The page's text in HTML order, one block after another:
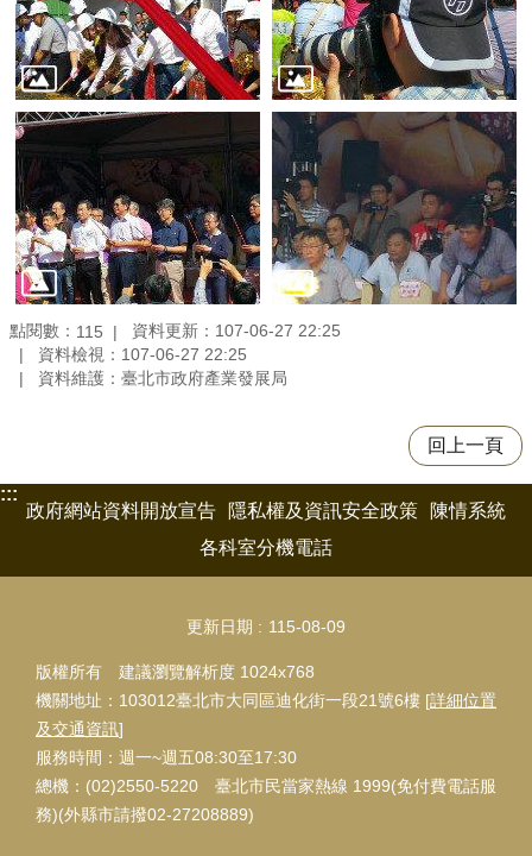
點閱數： 115
資料更新：107-06-27 22:25
資料檢視：107-06-27 22:25
資料維護：臺北市政府產業發展局
回上一頁
:::
政府網站資料開放宣告
隱私權及資訊安全政策
陳情系統
各科室分機電話
更新日期 115-08-09
版權所有 建議瀏覽解析度 1024x768
機關地址：103012臺北市大同區迪化街一段21號6樓 [詳細位置
及交通資訊]
服務時間：週一~週五08:30至17:30
總機：(02)2550-5220 臺北市民當家熱線 1999(免付費電話服
務)(外縣市請撥02-27208889)